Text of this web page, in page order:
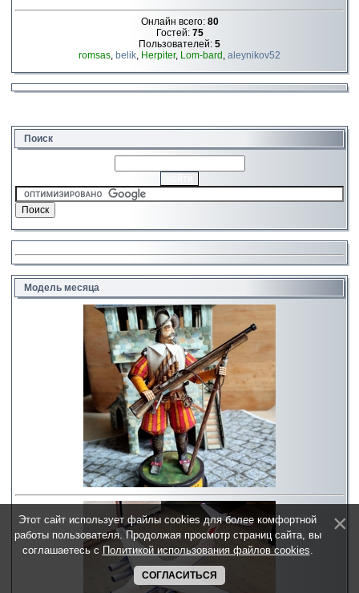
Онлайн всего: 80
Гостей: 75
Пользователей: 5
romsas, belik, Herpiter, Lom-bard , aleynikov52
Поиск
Модель месяца
Этот сайт использует файлы cookies для более комфортной
работы пользователя. Продолжая просмотр страниц сайта, вы
соглашаетесь с Политикой использования файлов cookies.
СОГЛАСИТЬСЯ